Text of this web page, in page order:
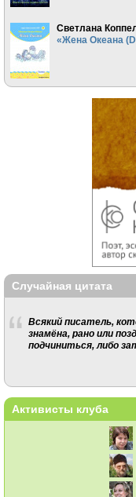
Светлана
«Жена Океана
Случайная цитата
Всякий писатель,
знамёна, рано или
подчиниться, либо
Активисты клуба